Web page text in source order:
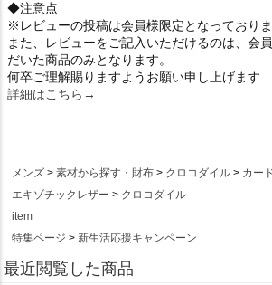
◆注意点
※レビューの投稿は会員様限定となっておりま
また、レビューをご記入いただけるのは、会
だいた商品のみとなります。
何卒ご理解賜りますようお願い申し上げます
詳細はこちら→
メンズ 素材から探す・財布 クロコダイル
カー
エキゾチックレザー
クロコダイル
item
特集ページ
新生活応援キャンペーン
最近閲覧した商品